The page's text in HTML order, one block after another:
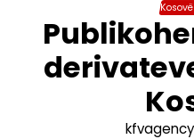
Kosovë
kfvagency